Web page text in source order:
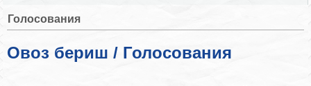
Голосования
Овоз бериш / Голосования